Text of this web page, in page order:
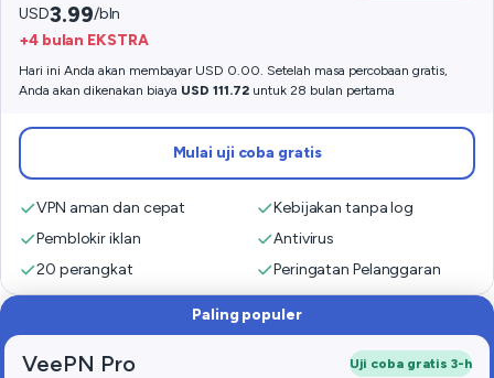
USD3.99/bln
+4 bulan EKSTRA
Hari ini Anda akan membayar USD 0.00. Setelah masa percobaan gratis,
Anda akan dikenakan biaya USD 111.72 untuk 28 bulan pertama
Mulai uji coba gratis
VPN aman dan cepat
Kebijakan tanpa log
Pemblokir iklan
Antivirus
20 perangkat
Peringatan Pelanggaran
Paling populer
VeePN Pro Uji coba gratis 3-h